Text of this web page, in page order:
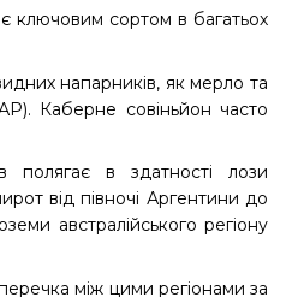
ключовим сортом в багатьох
напарників, як мерло та
Каберне совіньйон часто
полягає в здатності лози
від півночі Аргентини до
австралійського регіону
між цими регіонами за